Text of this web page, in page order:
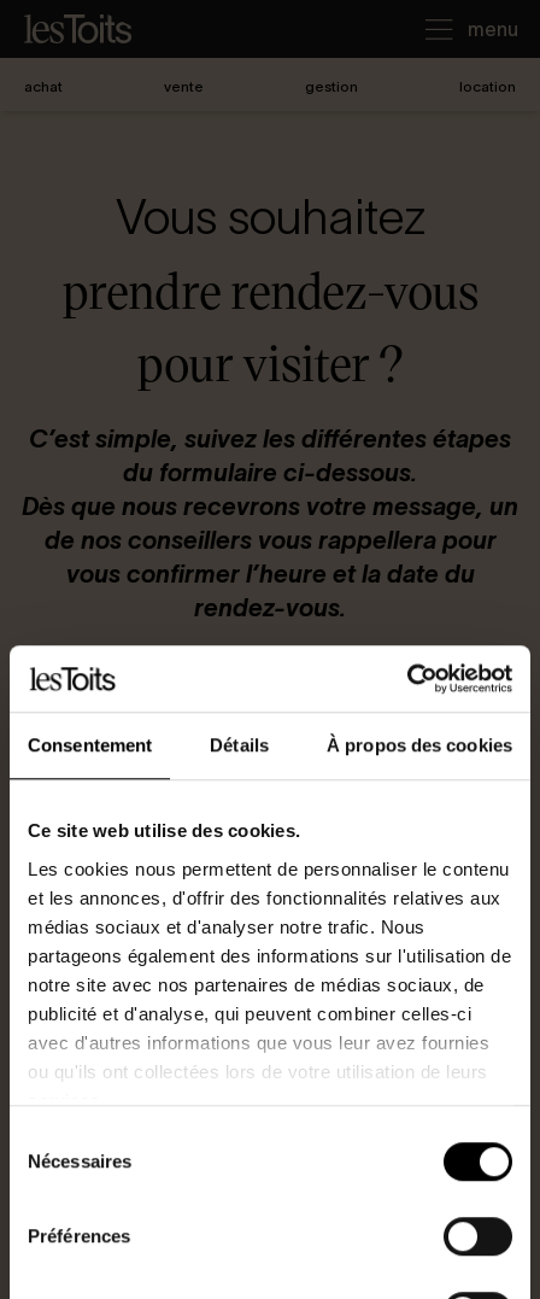
Consentement Détails À propos des cookies
Ce site web utilise des cookies.
Les cookies nous permettent de personnaliser le contenu
et les annonces, d'offrir des fonctionnalités relatives aux
médias sociaux et d'analyser notre trafic. Nous
partageons également des informations sur l'utilisation de
notre site avec nos partenaires de médias sociaux, de
publicité et d'analyse, qui peuvent combiner celles-ci
avec d'autres informations que vous leur avez fournies
ou qu'ils ont collectées lors de votre utilisation de leurs
services.
Nécessaires
Préférences
menu
Je vends
Espace Bailleur / Locataire
achat vente gestion location
Vous souhaitez
prendre rendez-vous
pour visiter ?
C’est simple, suivez les différentes étapes
du formulaire ci-dessous.
Dès que nous recevrons votre message, un
de nos conseillers vous rappellera pour
vous confirmer l’heure et la date du
rendez-vous.
Sélectionnez la date et l’heure du
rendez-vous souhaité :
Sélectionnez la date
Sélectionnez l’heure
Select Select